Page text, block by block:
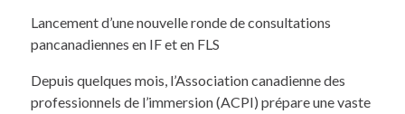
Lancement d’une nouvelle ronde de consultations
pancanadiennes en IF et en FLS
Depuis quelques mois, l’Association canadienne des
professionnels de l’immersion (ACPI) prépare une vaste